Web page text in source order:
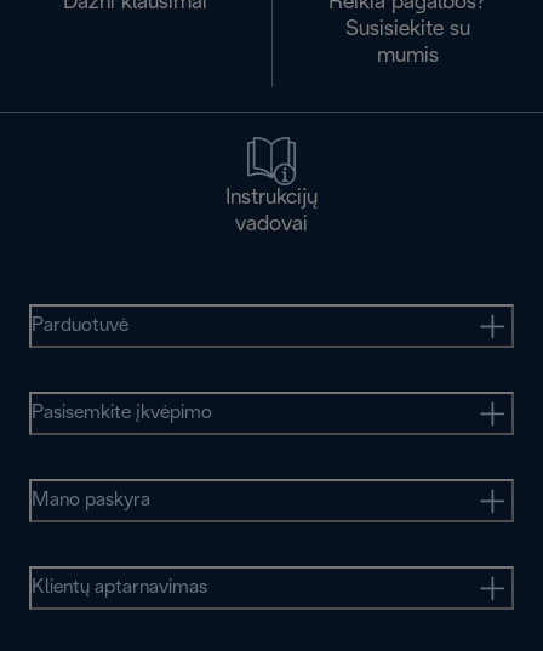
Susisiekite su
mumis
Instrukcijų
vadovai
Parduotuvė
Pasisemkite įkvėpimo
Mano paskyra
Klientų aptarnavimas